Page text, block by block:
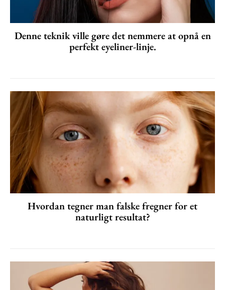
Denne teknik ville gøre det nemmere at opnå en
perfekt eyeliner-linje.
Hvordan tegner man falske fregner for et
naturligt resultat?